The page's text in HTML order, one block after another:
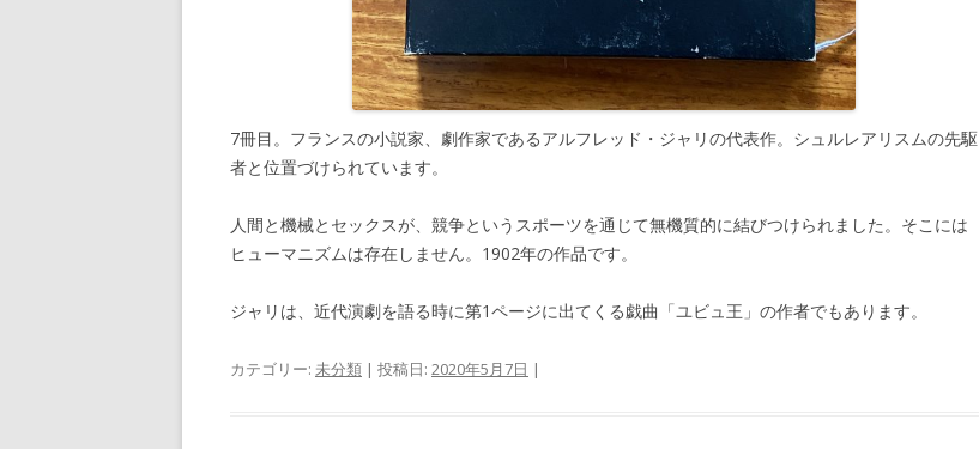
7冊目。フランスの小説家、劇作家であるアルフレッド・ジャリの代表作。シュルレアリスムの先駆
者と位置づけられています。
人間と機械とセックスが、競争というスポーツを通じて無機質的に結びつけられました。そこには
ヒューマニズムは存在しません。1902年の作品です。
ジャリは、近代演劇を語る時に第1ページに出てくる戯曲「ユビュ王」の作者でもあります。
カテゴリー: 未分類 | 投稿日: 2020年5月7日 |